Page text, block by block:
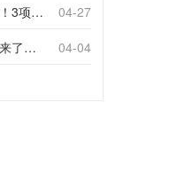
2026年10月1日起实施！3项生物降解能力检测新国标
04-27
《生态环境法典》全文来了！降解材料、生物基应用与包装环保规范
04-04